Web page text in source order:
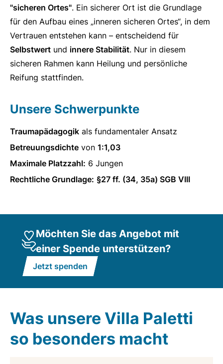
"sicheren Ortes". Ein sicherer Ort ist die Grundlage
für den Aufbau eines „inneren sicheren Ortes“, in dem
Vertrauen entstehen kann – entscheidend für
Selbstwert und innere Stabilität. Nur in diesem
sicheren Rahmen kann Heilung und persönliche
Reifung stattfinden.
Unsere Schwerpunkte
Traumapädagogik als fundamentaler Ansatz
Betreuungsdichte von 1:1,03
Maximale Platzzahl: 6 Jungen
Rechtliche Grundlage: §27 ff. (34, 35a) SGB VIII
Möchten Sie das Angebot mit
einer Spende unterstützen?
Jetzt spenden
Was unsere Villa Paletti
so besonders macht